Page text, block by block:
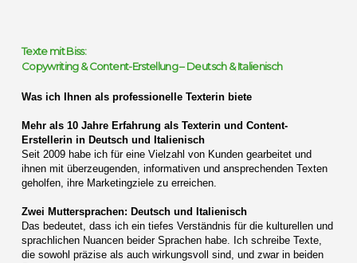
Texte mit Biss:
Copywriting & Content-Erstellung – Deutsch & Italienisch
Was ich Ihnen als professionelle Texterin biete
Mehr als 10 Jahre Erfahrung als Texterin und Content-
Erstellerin in Deutsch und Italienisch
Seit 2009 habe ich für eine Vielzahl von Kunden gearbeitet und
ihnen mit überzeugenden, informativen und ansprechenden Texten
geholfen, ihre Marketingziele zu erreichen.
Zwei Muttersprachen: Deutsch und Italienisch
Das bedeutet, dass ich ein tiefes Verständnis für die kulturellen und
sprachlichen Nuancen beider Sprachen habe. Ich schreibe Texte,
die sowohl präzise als auch wirkungsvoll sind, und zwar in beiden